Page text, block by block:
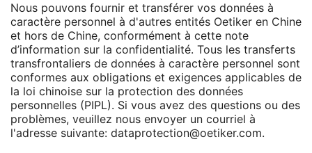
Nous pouvons fournir et transférer vos données à
caractère personnel à d'autres entités Oetiker en Chine
et hors de Chine, conformément à cette note
d’information sur la confidentialité. Tous les transferts
transfrontaliers de données à caractère personnel sont
conformes aux obligations et exigences applicables de
la loi chinoise sur la protection des données
personnelles (PIPL). Si vous avez des questions ou des
problèmes, veuillez nous envoyer un courriel à
l'adresse suivante: dataprotection@oetiker.com.